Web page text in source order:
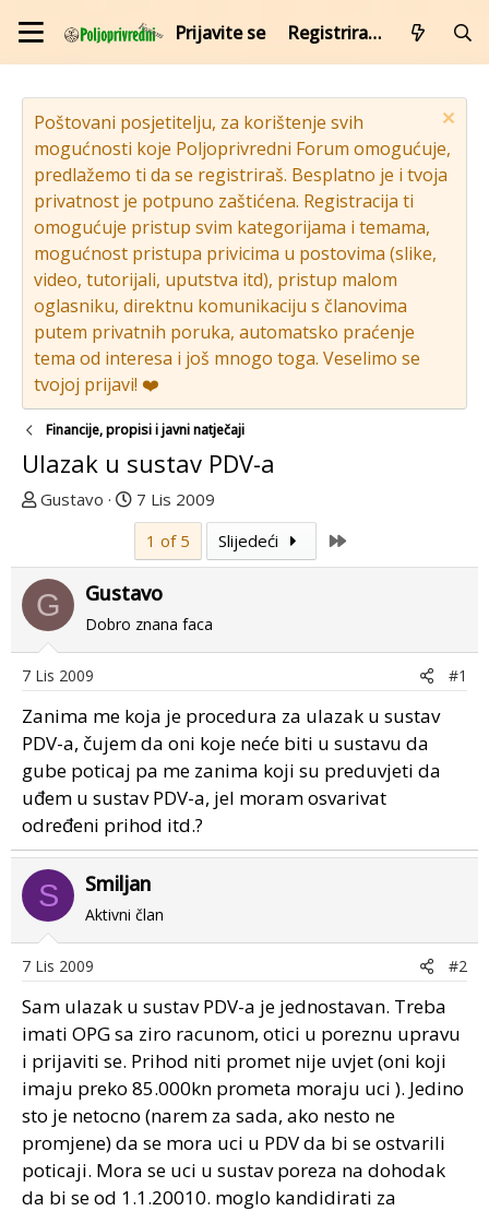
Prijavite se Registrirajte se
Poštovani posjetitelju, za korištenje svih
mogućnosti koje Poljoprivredni Forum omogućuje,
predlažemo ti da se registriraš. Besplatno je i tvoja
privatnost je potpuno zaštićena. Registracija ti
omogućuje pristup svim kategorijama i temama,
mogućnost pristupa privicima u postovima (slike,
video, tutorijali, uputstva itd), pristup malom
oglasniku, direktnu komunikaciju s članovima
putem privatnih poruka, automatsko praćenje
tema od interesa i još mnogo toga. Veselimo se
tvojoj prijavi! ❤️
Financije, propisi i javni natječaji
Ulazak u sustav PDV-a
T
u
p
o
r
e
n
u
o
Gustavo
D
a
u
m
p
o
g
p
o
s
t
a
7 Lis 2009
1 of 5
Slijedeći
G Gustavo
Dobro znana faca
7 Lis 2009 #1
Zanima me koja je procedura za ulazak u sustav
PDV-a, čujem da oni koje neće biti u sustavu da
gube poticaj pa me zanima koji su preduvjeti da
uđem u sustav PDV-a, jel moram osvarivat
određeni prihod itd.?
S Smiljan
Aktivni član
7 Lis 2009 #2
Sam ulazak u sustav PDV-a je jednostavan. Treba
imati OPG sa ziro racunom, otici u poreznu upravu
i prijaviti se. Prihod niti promet nije uvjet (oni koji
imaju preko 85.000kn prometa moraju uci ). Jedino
sto je netocno (narem za sada, ako nesto ne
promjene) da se mora uci u PDV da bi se ostvarili
poticaji. Mora se uci u sustav poreza na dohodak
da bi se od 1.1.20010. moglo kandidirati za